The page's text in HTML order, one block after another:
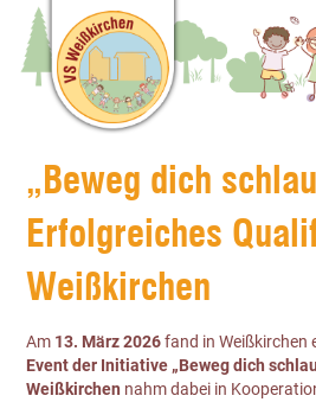
„Beweg dich
Erfolgreiches
Weißkirchen
Am 13. März 2026fand in Weißkirchen
Event der Initiative „Beweg dich
Weißkirchen nahm dabei in